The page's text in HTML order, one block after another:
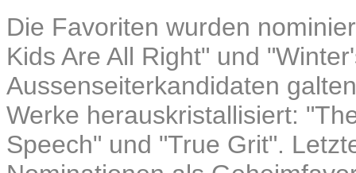
Die Favoriten wurden
Kids Are All Right" und
Aussenseiterkandidaten
Werke herauskristallisiert:
Speech" und "True Grit".